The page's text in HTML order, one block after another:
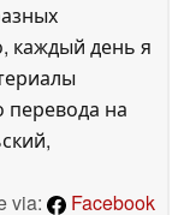
каждый день я
перевода на
via:
Facebook